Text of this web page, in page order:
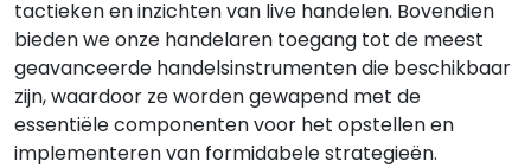
tactieken en inzichten van live handelen. Bovendien
bieden we onze handelaren toegang tot de meest
geavanceerde handelsinstrumenten die beschikbaar
zijn, waardoor ze worden gewapend met de
essentiële componenten voor het opstellen en
implementeren van formidabele strategieën.